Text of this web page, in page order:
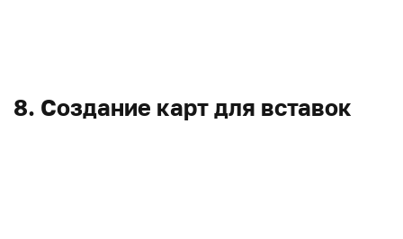
8. Создание карт для вставок